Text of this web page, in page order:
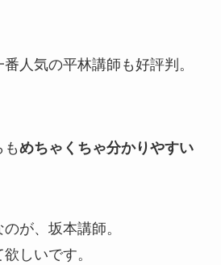
人気の平林講師も好評判。
めちゃくちゃ分かりやすい
が、坂本講師。
しいです。